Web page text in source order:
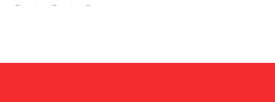
de tunel, mediante topo